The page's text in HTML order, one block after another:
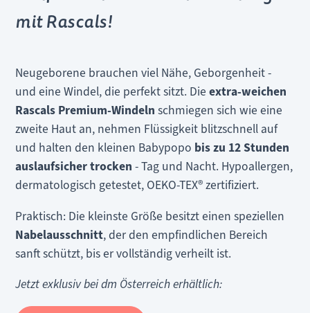
mit Rascals!
Neugeborene brauchen viel Nähe, Geborgenheit -
und eine Windel, die perfekt sitzt. Dieextra-weichen
Rascals Premium-Windeln schmiegen sich wie eine
zweite Haut an, nehmen Flüssigkeit blitzschnell auf
und halten den kleinen Babypopo bis zu 12 Stunden
auslaufsicher trocken- Tag und Nacht. Hypoallergen,
dermatologisch getestet, OEKO-TEX® zertifiziert.
Praktisch: Die kleinste Größe besitzt einen speziellen
Nabelausschnitt, der den empfindlichen Bereich
sanft schützt, bis er vollständig verheilt ist.
Jetzt exklusiv bei dm Österreich erhältlich: